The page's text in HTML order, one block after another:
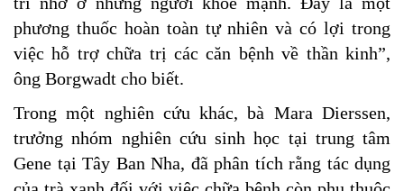
phương thuốc hoàn toàn tự nhiên và có lợi trong
việc hỗ trợ chữa trị các căn bệnh về thần kinh”,
ông Borgwadt cho biết.
Trong một nghiên cứu khác, bà Mara Dierssen,
trưởng nhóm nghiên cứu sinh học tại trung tâm
Gene tại Tây Ban Nha, đã phân tích rằng tác dụng